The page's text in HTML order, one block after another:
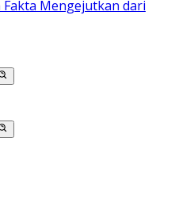
Fakta Mengejutkan dari